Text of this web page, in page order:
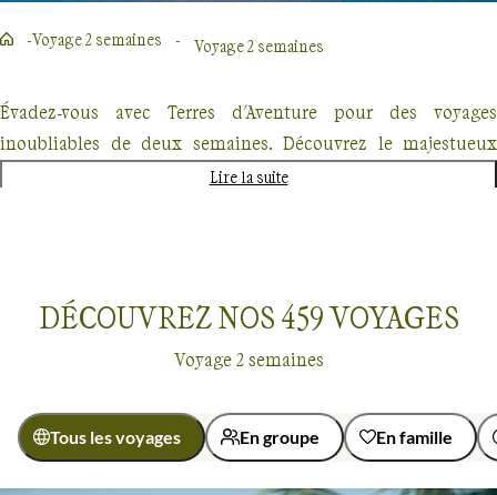
Voyage 2 semaines
Voyage 2 semaines Voyage 2 semaines
Évadez-vous avec Terres d'Aventure pour des voyages
inoubliables de deux semaines. Découvrez le majestueux
Kilimandjaro, explorez les forêts enneigées du Québec en
Nos voyages, conçus pour les passionnés de nature et
d'aventure offrent un dépaysement total mais également une
approche éco-responsable.
Lire la suite
DÉCOUVREZ NOS 459VOYAGES
Voyage 2 semaines
Tous les voyages En groupe En famille